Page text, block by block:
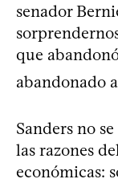
senador
que
abandonado
Sanders no
las razones
económicas: